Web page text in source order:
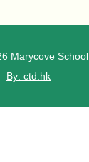
Marycove
By: ctd.hk